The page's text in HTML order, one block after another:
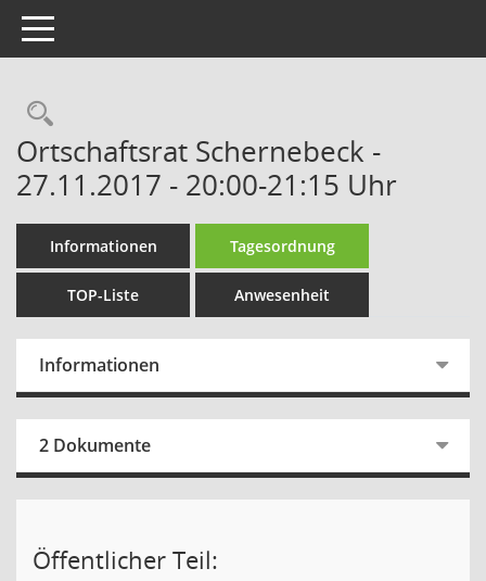
Toggle navigation
Rechercheauswahl
Ortschaftsrat Schernebeck -
27.11.2017 - 20:00-21:15 Uhr
Informationen Tagesordnung
TOP-Liste Anwesenheit
Informationen
2 Dokumente
Öffentlicher Teil: